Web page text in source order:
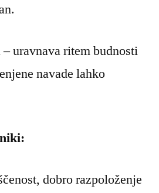
ritem budnosti
navade lahko
dobro razpoloženje